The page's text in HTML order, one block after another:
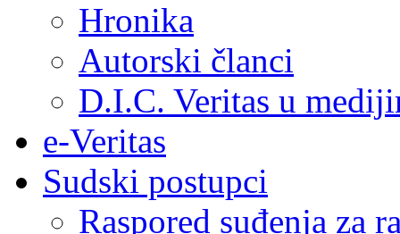
Hronika
Autorski članci
D.I.C. Veritas u
e-Veritas
Sudski postupci
Raspored suđenja za